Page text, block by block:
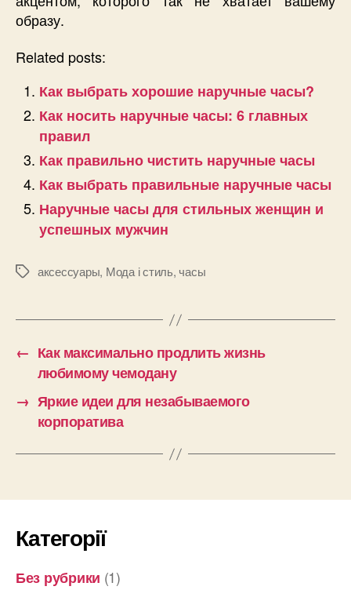
образу.
Related posts:
Как выбрать хорошие наручные часы?
Как носить наручные часы: 6 главных
правил
Как правильно чистить наручные часы
Как выбрать правильные наручные часы
Наручные часы для стильных женщин и
успешных мужчин
Позначки
аксессуары, Мода і стиль, часы
← Как максимально продлить жизнь
любимому чемодану
→ Яркие идеи для незабываемого
корпоратива
Категорії
Без рубрики (1)